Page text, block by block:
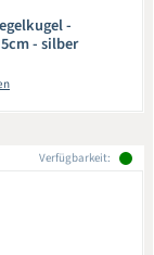
-
- silber
Verfügbarkeit: